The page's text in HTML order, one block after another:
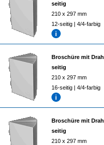
seitig
210 x 297 mm
12-seitig | 4/4-farbig
Broschüre mit
seitig
210 x 297 mm
16-seitig | 4/4-farbig
Broschüre mit
seitig
210 x 297 mm